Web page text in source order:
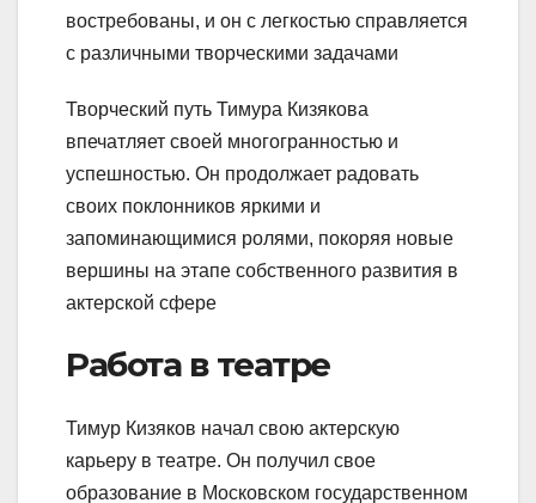
востребованы, и он с легкостью справляется
с различными творческими задачами
Творческий путь Тимура Кизякова
впечатляет своей многогранностью и
успешностью. Он продолжает радовать
своих поклонников яркими и
запоминающимися ролями, покоряя новые
вершины на этапе собственного развития в
актерской сфере
Работа в театре
Тимур Кизяков начал свою актерскую
карьеру в театре. Он получил свое
образование в Московском государственном